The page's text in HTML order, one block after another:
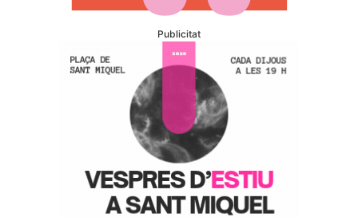
Publicitat